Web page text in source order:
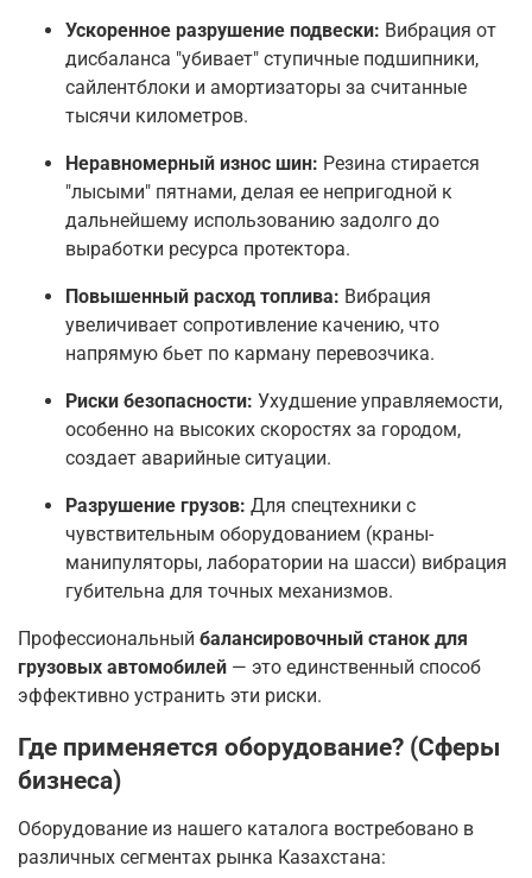
Ускоренное разрушение подвески: Вибрация от
дисбаланса "убивает" ступичные подшипники,
сайлентблоки и амортизаторы за считанные
тысячи километров.
Неравномерный износ шин: Резина стирается
"лысыми" пятнами, делая ее непригодной к
дальнейшему использованию задолго до
выработки ресурса протектора.
Повышенный расход топлива: Вибрация
увеличивает сопротивление качению, что
напрямую бьет по карману перевозчика.
Риски безопасности: Ухудшение управляемости,
особенно на высоких скоростях за городом,
создает аварийные ситуации.
Разрушение грузов: Для спецтехники с
чувствительным оборудованием (краны-
манипуляторы, лаборатории на шасси) вибрация
губительна для точных механизмов.
Профессиональный балансировочный станок для
грузовых автомобилей — это единственный способ
эффективно устранить эти риски.
Где применяется оборудование? (Сферы
бизнеса)
Оборудование из нашего каталога востребовано в
различных сегментах рынка Казахстана: